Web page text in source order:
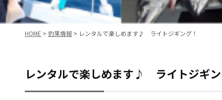
HOME > 釣果情報 > レンタルで楽しめます♪ ライトジギング！
レンタルで楽しめます♪ ライトジギ